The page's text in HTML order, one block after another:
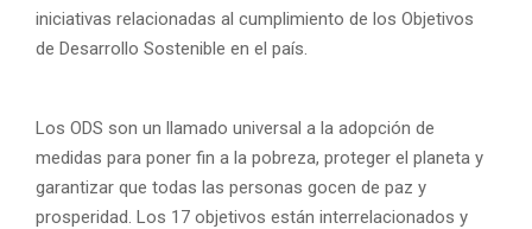
iniciativas relacionadas al cumplimiento de los Objetivos
de Desarrollo Sostenible en el país.
Los ODS son un llamado universal a la adopción de
medidas para poner fin a la pobreza, proteger el planeta y
garantizar que todas las personas gocen de paz y
prosperidad. Los 17 objetivos están interrelacionados y